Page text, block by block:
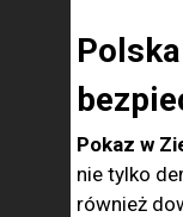
Pokaz w
nie tylko
również